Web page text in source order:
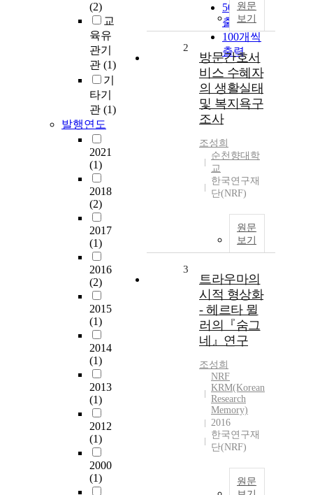
(2)
교
육유
관기
관 (1)
기
타기
관 (1)
발행연도
2021
(1)
2018
(2)
2017
(1)
2016
(2)
2015
(1)
2014
(1)
2013
(1)
2012
(1)
2000
(1)
50개씩
출력
100개씩
출력
원문
보기
2
방문간호서
비스 수혜자
의 생활실태
및 복지욕구
조사
조성희
순천향대학
교
한국연구재
단(NRF)
원문
보기
3
트라우마의
시적 형상화
- 헤르타 뮐
러의『숨그
네』연구
조성희
NRF
KRM(Korean
Research
Memory)
2016
한국연구재
단(NRF)
원문